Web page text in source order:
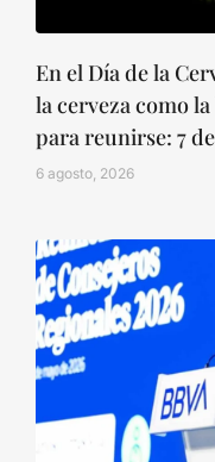
En el Día de la
la cerveza como
para reunirse: 7
6 agosto, 2026